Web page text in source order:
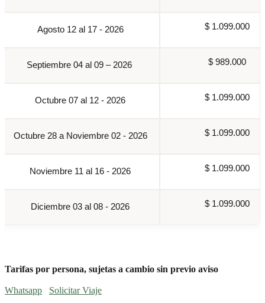
Agosto 12 al 17 - 2026 $ 1.099.000
Septiembre 04 al 09 – 2026 $ 989.000
Octubre 07 al 12 - 2026 $ 1.099.000
Octubre 28 a Noviembre 02 - 2026 $ 1.099.000
Noviembre 11 al 16 - 2026 $ 1.099.000
Diciembre 03 al 08 - 2026 $ 1.099.000
Tarifas por persona, sujetas a cambio sin previo aviso
Whatsapp Solicitar Viaje